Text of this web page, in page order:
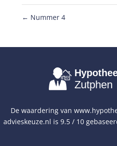
← Nummer 4
Zutphen
De waardering van
advieskeuze.nl is 9.5 / 10